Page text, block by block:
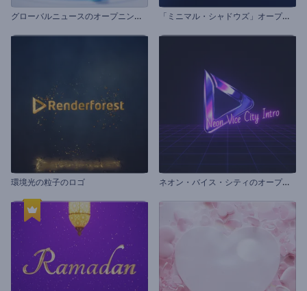
グ
ローバルニュースのオープニング動画 「
ミニマル・シャドウズ」オープニング動画
環境光の粒子のロゴ ネ
オン・バイス・シティのオープニング動画